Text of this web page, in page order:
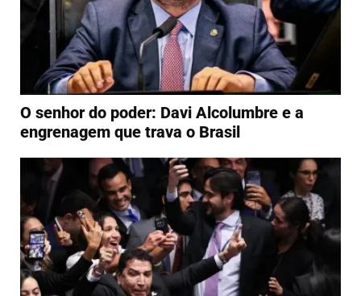
O senhor do poder: Davi Alcolumbre e a
engrenagem que trava o Brasil